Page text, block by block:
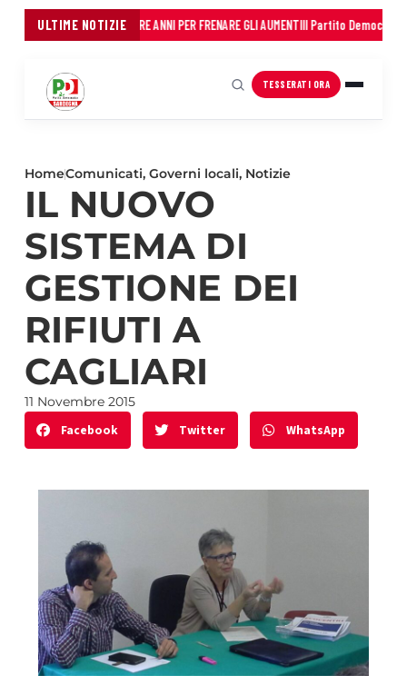
ULTIME NOTIZIE
45 MILIONI IN TRE ANNI PER FRENARE GLI AUMENTIIl Partito Democratico
TESSERATI ORA
HomeComunicati, Governi locali, Notizie
IL NUOVO
SISTEMA DI
GESTIONE DEI
RIFIUTI A
CAGLIARI
11 Novembre 2015
Facebook Twitter WhatsApp